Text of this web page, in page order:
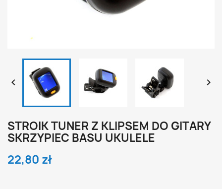
 
STROIK TUNER Z KLIPSEM DO GITARY
SKRZYPIEC BASU UKULELE
22,80 zł